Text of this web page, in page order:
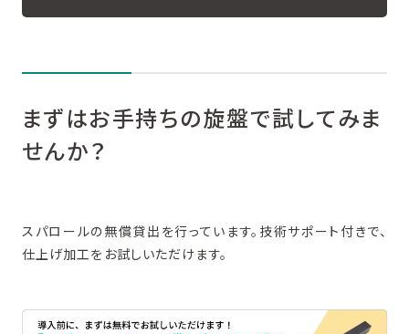
まずはお手持ちの旋盤で試してみま
せんか？
スパロールの無償貸出を行っています。技術サポート付きで、
仕上げ加工をお試しいただけます。